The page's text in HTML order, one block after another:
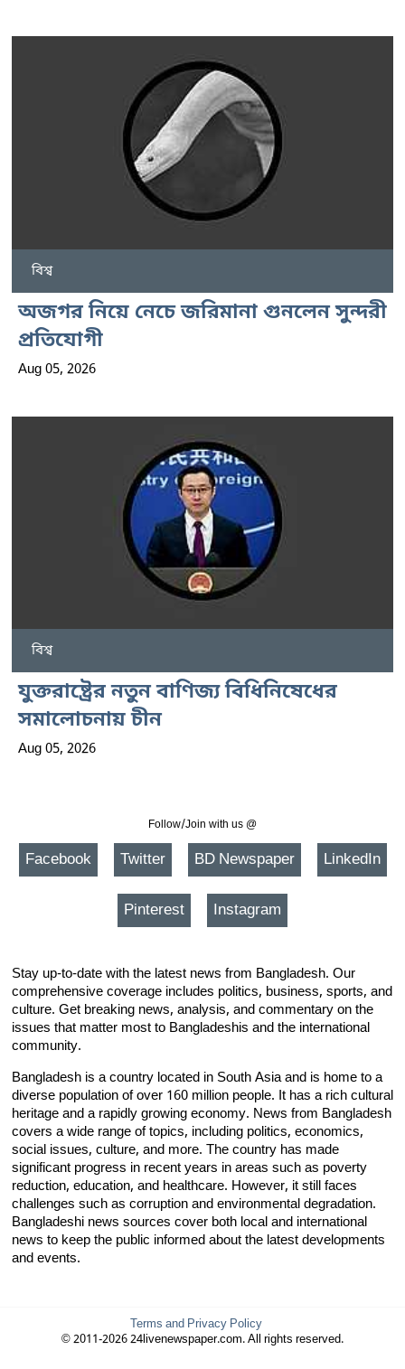
বিশ্ব
অজগর নিয়ে নেচে জরিমানা গুনলেন সুন্দরী
প্রতিযোগী
Aug 05, 2026
বিশ্ব
যুক্তরাষ্ট্রের নতুন বাণিজ্য বিধিনিষেধের
সমালোচনায় চীন
Aug 05, 2026
Follow/Join with us @
Facebook Twitter BD Newspaper LinkedIn
Pinterest Instagram
Stay up-to-date with the latest news from Bangladesh. Our
comprehensive coverage includes politics, business, sports, and
culture. Get breaking news, analysis, and commentary on the
issues that matter most to Bangladeshis and the international
community.
Bangladesh is a country located in South Asia and is home to a
diverse population of over 160 million people. It has a rich cultural
heritage and a rapidly growing economy. News from Bangladesh
covers a wide range of topics, including politics, economics,
social issues, culture, and more. The country has made
significant progress in recent years in areas such as poverty
reduction, education, and healthcare. However, it still faces
challenges such as corruption and environmental degradation.
Bangladeshi news sources cover both local and international
news to keep the public informed about the latest developments
and events.
Terms and Privacy Policy
© 2011-2026 24livenewspaper.com. All rights reserved.